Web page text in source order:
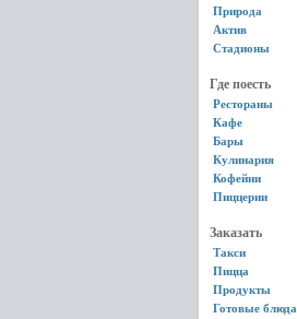
Природа
Актив
Стадионы
Где поесть
Рестораны
Кафе
Бары
Кулинария
Кофейни
Пиццерии
Заказать
Такси
Пицца
Продукты
Готовые блюда